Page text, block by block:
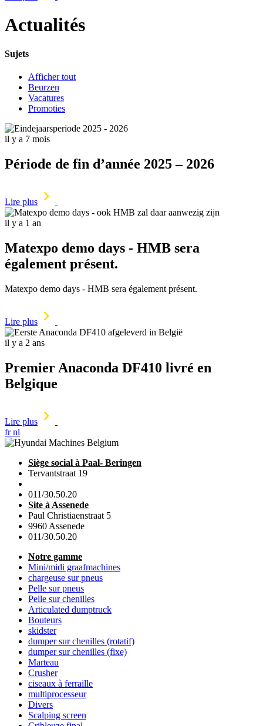
Actualités
Sujets
Afficher tout
Beurzen
Vacatures
Promoties
il y a 7 mois
Période de fin d’année 2025 – 2026
Lire plus
il y a 1 an
Matexpo demo days - HMB sera
également présent.
Matexpo demo days - HMB sera également présent.
Lire plus
il y a 2 ans
Premier Anaconda DF410 livré en
Belgique
Lire plus
frnl
Siège social à Paal- Beringen
Tervantstraat 19
011/30.50.20
Site à Assenede
Paul Christiaenstraat 5
9960 Assenede
011/30.50.20
Notre gamme
Mini/midi graafmachines
chargeuse sur pneus
Pelle sur pneus
Pelle sur chenilles
Articulated dumptruck
Bouteurs
skidster
dumper sur chenilles (rotatif)
dumper sur chenilles (fixe)
Marteau
Crusher
ciseaux à ferraille
multiprocesseur
Divers
Scalping screen